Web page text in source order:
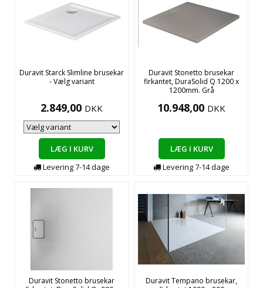
Duravit Starck Slimline brusekar
- Vælg variant
2.849,00 DKK
LÆG I KURV
Levering7-14dage
Duravit Stonetto brusekar
firkantet, DuraSolid Q 1200 x
1200mm. Grå
10.948,00 DKK
LÆG I KURV
Levering7-14dage
Duravit Stonetto brusekar
Duravit Tempano brusekar,